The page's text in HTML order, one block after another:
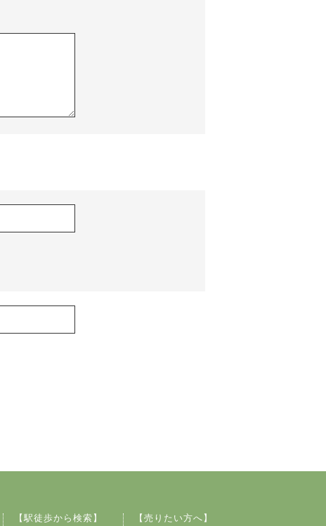
【駅徒歩から検索】 【売りたい方へ】